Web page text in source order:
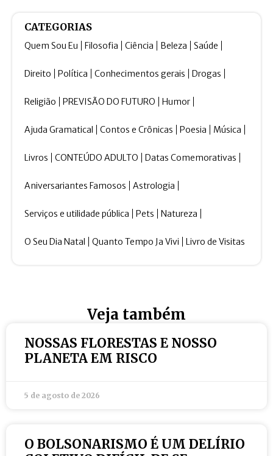
CATEGORIAS
Quem Sou Eu Filosofia Ciência Beleza Saúde
Direito Política Conhecimentos gerais Drogas
Religião PREVISÃO DO FUTURO Humor
Ajuda Gramatical Contos e Crônicas Poesia Música
Livros CONTEÚDO ADULTO Datas Comemorativas
Aniversariantes Famosos Astrologia
Serviços e utilidade pública Pets Natureza
O Seu Dia Natal Quanto Tempo Ja Vivi Livro de Visitas
Veja também
NOSSAS FLORESTAS E NOSSO
PLANETA EM RISCO
5 de agosto de 2026
O BOLSONARISMO É UM DELÍRIO